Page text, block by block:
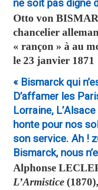
ne soit pas digne
Otto von
chancelier
« rançon » à au
le 23 janvier 1871
« Bismarck qui
D’affamer les
Lorraine,
honte pour nos
son service. Ah !
Bismarck, nous
Alphonse
L’Armistice